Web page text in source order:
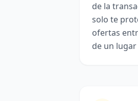
de la
solo te
ofertas
de un